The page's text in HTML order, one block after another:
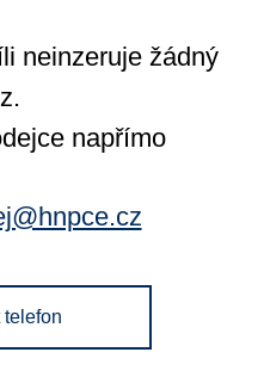
neinzeruje žádný
napřímo